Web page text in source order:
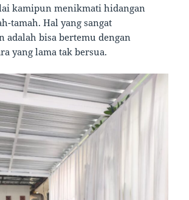
kamipun menikmati hidangan
tamah. Hal yang sangat
adalah bisa bertemu dengan
yang lama tak bersua.